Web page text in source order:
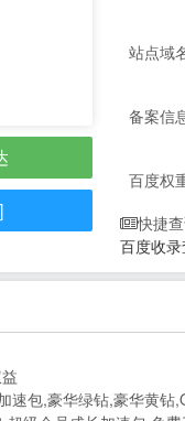
站点域
备案信
百度权
快捷查
百度收
速包,豪华绿钻,豪华黄钻